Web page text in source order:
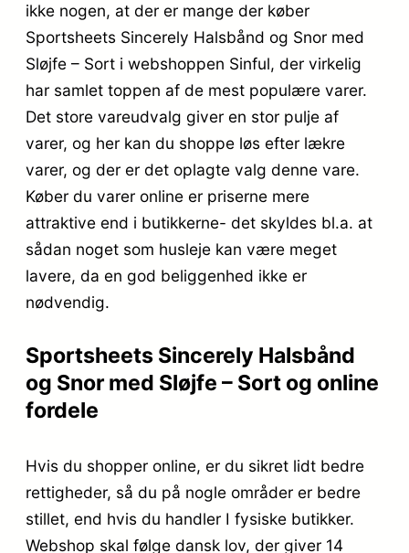
ikke nogen, at der er mange der køber
Sportsheets Sincerely Halsbånd og Snor med
Sløjfe – Sort i webshoppen Sinful, der virkelig
har samlet toppen af de mest populære varer.
Det store vareudvalg giver en stor pulje af
varer, og her kan du shoppe løs efter lækre
varer, og der er det oplagte valg denne vare.
Køber du varer online er priserne mere
attraktive end i butikkerne- det skyldes bl.a. at
sådan noget som husleje kan være meget
lavere, da en god beliggenhed ikke er
nødvendig.
Sportsheets Sincerely Halsbånd
og Snor med Sløjfe – Sort og online
fordele
Hvis du shopper online, er du sikret lidt bedre
rettigheder, så du på nogle områder er bedre
stillet, end hvis du handler I fysiske butikker.
Webshop skal følge dansk lov, der giver 14